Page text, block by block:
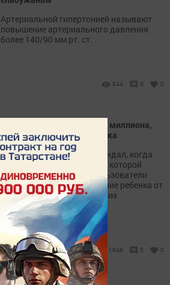
Артериальной гипертонией называют
повышение артериального давления
более 140/90 мм рт. ст.
844 0 0
Женщина собрала больше миллиона,
наврав про "рак" у ее ребенка
В соцсетях разразился скандал, когда
выяснилось, что женщина, которой
волонтеры и интернет-пользователи
помогали собрать на лечение ребенка от
"рака", обманула всех самым
бессовестным образом.
1948 0 0